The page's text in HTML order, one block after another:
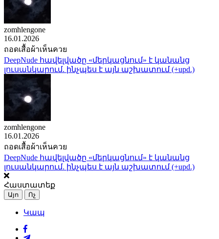
zomhlengone
16.01.2026
ถอดเสื้อผ้าเห็นควย
DeepNude հավելվածը «մերկացնում» է կանանց
լուսանկարում. ինչպես է այն աշխատում (+upd.)
zomhlengone
16.01.2026
ถอดเสื้อผ้าเห็นควย
DeepNude հավելվածը «մերկացնում» է կանանց
լուսանկարում. ինչպես է այն աշխատում (+upd.)
Հաստատեք
Այո Ոչ
Կապ